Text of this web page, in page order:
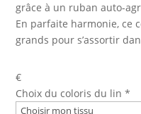
grâce à un ruban auto-
En parfaite harmonie, ce
grands pour s’assortir
€
Choix du coloris du lin *